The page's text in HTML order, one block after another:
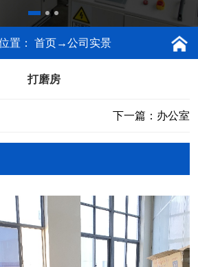
置： 首页→公司实景
打磨房
下一篇：办公室